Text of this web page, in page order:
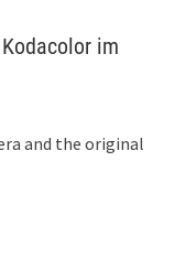
im
and the original